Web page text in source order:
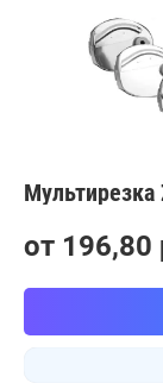
от 196,80